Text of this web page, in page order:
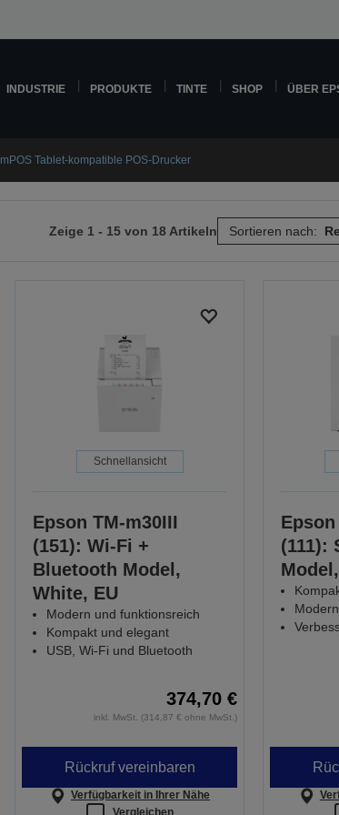
INDUSTRIE PRODUKTE TINTE SHOP ÜBER
mPOS Tablet-kompatible POS-Drucker
Zeige 1 - 15 von 18 Artikeln Sortieren nach:
Schnellansicht
Epson TM-m30III
(151): Wi-Fi +
Bluetooth Model,
White, EU
Modern und funktionsreich
Kompakt und elegant
USB, Wi-Fi und Bluetooth
374,70 €
inkl. MwSt. (314,87 € ohne MwSt.)
Rückruf vereinbaren
Verfügbarkeit in Ihrer Nähe
Vergleichen
Epson
(111):